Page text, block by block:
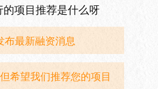
项目推荐是什么呀
布最新融资消息
希望我们推荐您的项目